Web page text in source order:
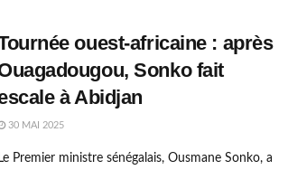
ouest-africaine : après
Sonko fait
à Abidjan
30 MAI 2025
Le Premier ministre sénégalais, Ousmane Sonko, a